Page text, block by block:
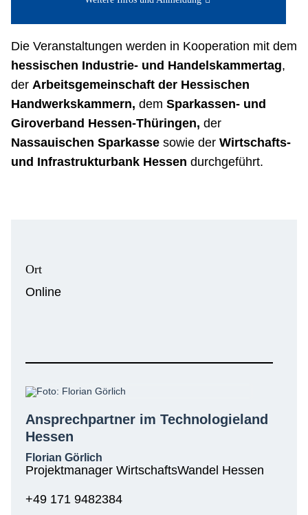
Die Veranstaltungen werden in Kooperation mit dem
hessischen Industrie- und Handelskammertag,
der Arbeitsgemeinschaft der Hessischen
Handwerkskammern, dem Sparkassen- und
Giroverband Hessen-Thüringen, der
Nassauischen Sparkasse sowie der Wirtschafts-
und Infrastrukturbank Hessen durchgeführt.
Ort
Online
Ansprechpartner im Technologieland
Hessen
Florian Görlich
Projektmanager WirtschaftsWandel Hessen
+49 171 9482384